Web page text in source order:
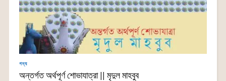
গদ্য
অন্তর্গত অর্থপূর্ণ শোভাযাত্রা || মৃদুল মাহবুব